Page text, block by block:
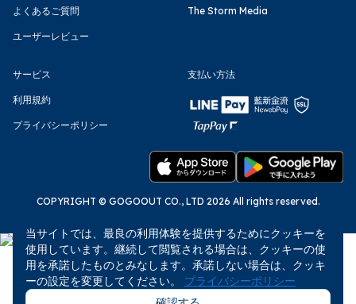
よくあるご質問
ユーザーレビュー
The Storm Media
サービス
利用規約
プライバシーポリシー
支払い方法
COPYRIGHT © GOGOOUT CO., LTD 2026 All rights reserved.
当サイトでは、最良の利用体験を提供するためにクッキーを
使用しています。継続して閲覧される場合は、クッキーの使
用を承諾したものとみなします。承諾しない場合は、クッキ
ーの設定を変更してください。 プライバシーポリシー